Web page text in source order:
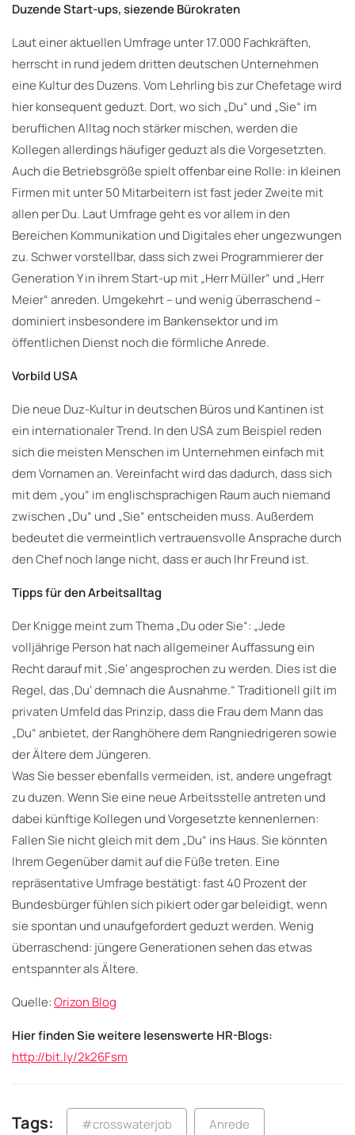
Duzende Start-ups, siezende Bürokraten
Laut einer aktuellen Umfrage unter 17.000 Fachkräften,
herrscht in rund jedem dritten deutschen Unternehmen
eine Kultur des Duzens. Vom Lehrling bis zur Chefetage wird
hier konsequent geduzt. Dort, wo sich „Du“ und „Sie“ im
beruflichen Alltag noch stärker mischen, werden die
Kollegen allerdings häufiger geduzt als die Vorgesetzten.
Auch die Betriebsgröße spielt offenbar eine Rolle: in kleinen
Firmen mit unter 50 Mitarbeitern ist fast jeder Zweite mit
allen per Du. Laut Umfrage geht es vor allem in den
Bereichen Kommunikation und Digitales eher ungezwungen
zu. Schwer vorstellbar, dass sich zwei Programmierer der
Generation Y in ihrem Start-up mit „Herr Müller“ und „Herr
Meier“ anreden. Umgekehrt – und wenig überraschend –
dominiert insbesondere im Bankensektor und im
öffentlichen Dienst noch die förmliche Anrede.
Vorbild USA
Die neue Duz-Kultur in deutschen Büros und Kantinen ist
ein internationaler Trend. In den USA zum Beispiel reden
sich die meisten Menschen im Unternehmen einfach mit
dem Vornamen an. Vereinfacht wird das dadurch, dass sich
mit dem „you“ im englischsprachigen Raum auch niemand
zwischen „Du“ und „Sie“ entscheiden muss. Außerdem
bedeutet die vermeintlich vertrauensvolle Ansprache durch
den Chef noch lange nicht, dass er auch Ihr Freund ist.
Tipps für den Arbeitsalltag
Der Knigge meint zum Thema „Du oder Sie“: „Jede
volljährige Person hat nach allgemeiner Auffassung ein
Recht darauf mit ‚Sie‘ angesprochen zu werden. Dies ist die
Regel, das ‚Du‘ demnach die Ausnahme.“ Traditionell gilt im
privaten Umfeld das Prinzip, dass die Frau dem Mann das
„Du“ anbietet, der Ranghöhere dem Rangniedrigeren sowie
der Ältere dem Jüngeren.
Was Sie besser ebenfalls vermeiden, ist, andere ungefragt
zu duzen. Wenn Sie eine neue Arbeitsstelle antreten und
dabei künftige Kollegen und Vorgesetzte kennenlernen:
Fallen Sie nicht gleich mit dem „Du“ ins Haus. Sie könnten
Ihrem Gegenüber damit auf die Füße treten. Eine
repräsentative Umfrage bestätigt: fast 40 Prozent der
Bundesbürger fühlen sich pikiert oder gar beleidigt, wenn
sie spontan und unaufgefordert geduzt werden. Wenig
überraschend: jüngere Generationen sehen das etwas
entspannter als Ältere.
Quelle:Orizon Blog
Hier finden Sie weitere lesenswerte HR-Blogs:
http://bit.ly/2k26Fsm
Tags: #crosswaterjob Anrede